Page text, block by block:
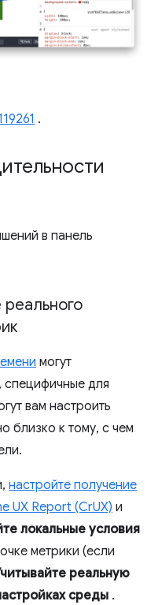
.
в панель
могут
специфичные для
вам настроить
близко к тому, с чем
настройте получение
UX Report (CrUX) и
локальные условия
метрики (если
реальную
среды .